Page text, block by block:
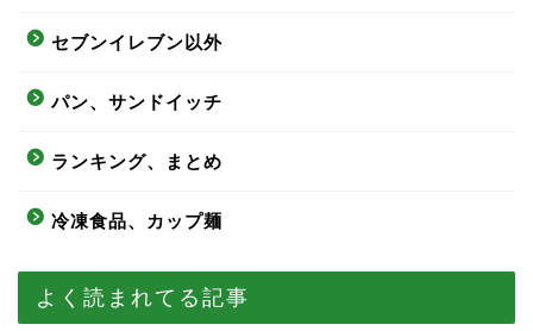
セブンイレブン以外
パン、サンドイッチ
ランキング、まとめ
冷凍食品、カップ麺
よく読まれてる記事